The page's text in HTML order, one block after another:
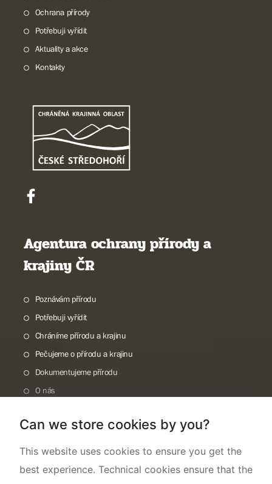
Ochrana přírody
Potřebuji vyřídit
Aktuality a akce
Kontakty
Agentura ochrany přírody a
krajiny ČR
Poznávám přírodu
Potřebuji vyřídit
Chráníme přírodu a krajinu
Pečujeme o přírodu a krajinu
Dokumentujeme přírodu
O nás
Can we store cookies by you?
This website uses cookies to ensure you get the
best experience. Technical cookies ensure that the